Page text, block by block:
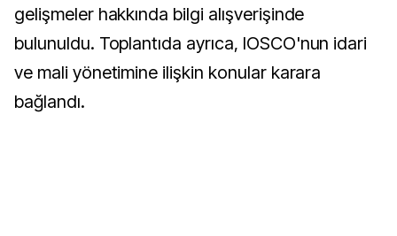
gelişmeler hakkında bilgi alışverişinde
bulunuldu. Toplantıda ayrıca, IOSCO'nun idari
ve mali yönetimine ilişkin konular karara
bağlandı.